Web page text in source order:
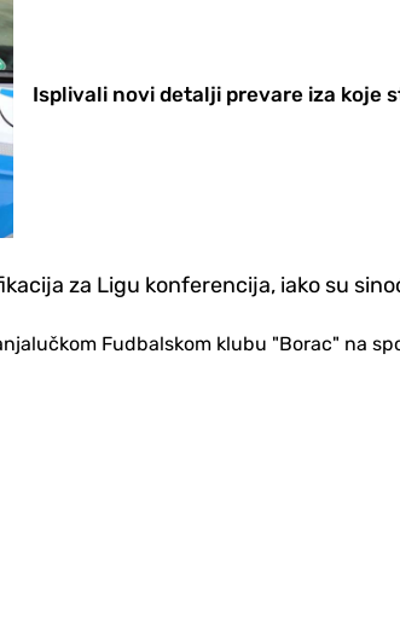
Isplivali novi detalji prevare iza koje
za Ligu konferencija, iako su
Fudbalskom klubu "Borac" na